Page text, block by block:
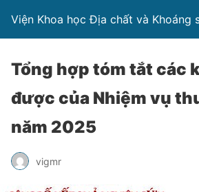
Viện Khoa học Địa chất và Khoáng
Tổng hợp tóm tắt các
được của Nhiệm vụ
năm 2025
vigmr